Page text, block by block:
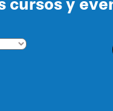
cursos y